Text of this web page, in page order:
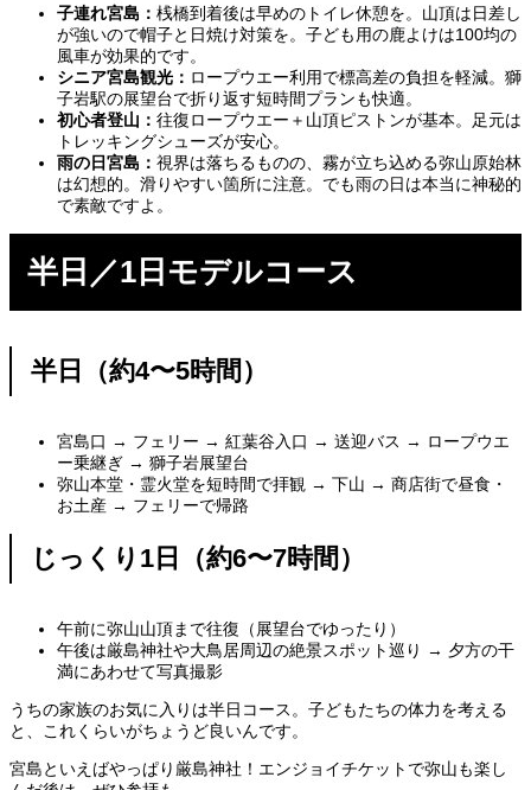
子連れ宮島： 桟橋到着後は早めのトイレ休憩を。山頂は日差し
が強いので帽子と日焼け対策を。子ども用の鹿よけは100均の
風車が効果的です。
シニア宮島観光： ロープウエー利用で標高差の負担を軽減。獅
子岩駅の展望台で折り返す短時間プランも快適。
初心者登山： 往復ロープウエー＋山頂ピストンが基本。足元は
トレッキングシューズが安心。
雨の日宮島： 視界は落ちるものの、霧が立ち込める弥山原始林
は幻想的。滑りやすい箇所に注意。でも雨の日は本当に神秘的
で素敵ですよ。
半日／1日モデルコース
半日（約4〜5時間）
宮島口 → フェリー → 紅葉谷入口 → 送迎バス → ロープウエ
ー乗継ぎ → 獅子岩展望台
弥山本堂・霊火堂を短時間で拝観 → 下山 → 商店街で昼食・
お土産 → フェリーで帰路
じっくり1日（約6〜7時間）
午前に弥山山頂まで往復（展望台でゆったり）
午後は厳島神社や大鳥居周辺の絶景スポット巡り → 夕方の干
満にあわせて写真撮影
うちの家族のお気に入りは半日コース。子どもたちの体力を考える
と、これくらいがちょうど良いんです。
宮島といえばやっぱり厳島神社！エンジョイチケットで弥山も楽し